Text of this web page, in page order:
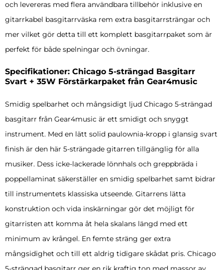
och levereras med flera användbara tillbehör inklusive en
gitarrkabel basgitarrväska rem extra basgitarrsträngar och
mer vilket gör detta till ett komplett basgitarrpaket som är
perfekt för både spelningar och övningar.
Specifikationer: Chicago 5-strängad Basgitarr
Svart + 35W Förstärkarpaket från Gear4music
Smidig spelbarhet och mångsidigt ljud Chicago 5-strängad
basgitarr från Gear4music är ett smidigt och snyggt
instrument. Med en lätt solid paulownia-kropp i glansig svart
finish är den här 5-strängade gitarren tillgänglig för alla
musiker. Dess icke-lackerade lönnhals och greppbräda i
poppellaminat säkerställer en smidig spelbarhet samt bidrar
till instrumentets klassiska utseende. Gitarrens lätta
konstruktion och vida inskärningar gör det möjligt för
gitarristen att komma åt hela skalans längd med ett
minimum av krångel. En femte sträng ger extra
mångsidighet och till ett aldrig tidigare skådat pris. Chicago